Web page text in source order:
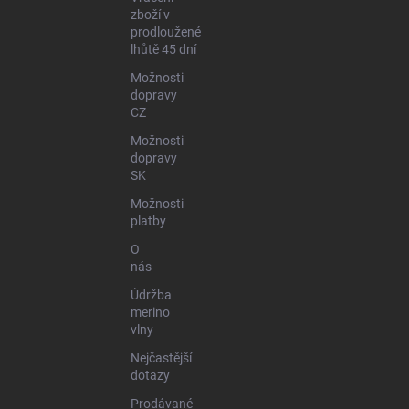
zboží v
prodloužené
lhůtě 45 dní
Možnosti
dopravy
CZ
Možnosti
dopravy
SK
Možnosti
platby
O
nás
Údržba
merino
vlny
Nejčastější
dotazy
Prodávané